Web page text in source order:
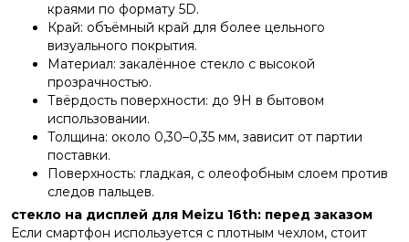
краями по формату 5D.
Край: объёмный край для более цельного
визуального покрытия.
Материал: закалённое стекло с высокой
прозрачностью.
Твёрдость поверхности: до 9H в бытовом
использовании.
Толщина: около 0,30–0,35 мм, зависит от партии
поставки.
Поверхность: гладкая, с олеофобным слоем против
следов пальцев.
стекло на дисплей для Meizu 16th: перед заказом
Если смартфон используется с плотным чехлом, стоит